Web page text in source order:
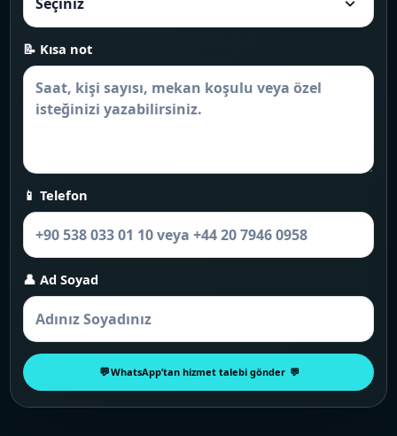
📝 Kısa not
📱 Telefon
👤 Ad Soyad
WhatsApp’tan hizmet talebi gönder